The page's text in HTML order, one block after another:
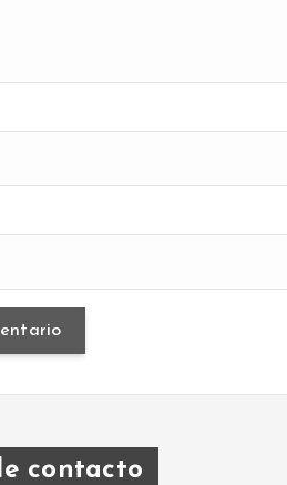
contacto